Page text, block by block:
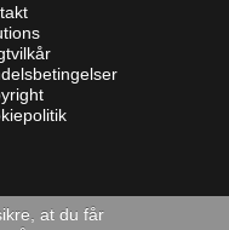
at du får